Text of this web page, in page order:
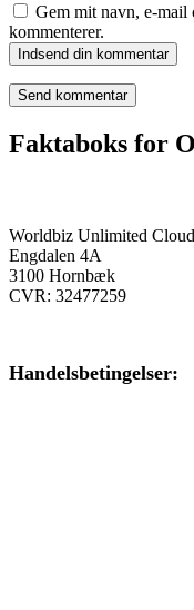
Gem mit navn, e-mail
kommenterer.
Indsend din kommentar
Faktaboks for
Worldbiz Unlimited
Engdalen 4A
3100 Hornbæk
CVR: 32477259
Handelsbetingelser: